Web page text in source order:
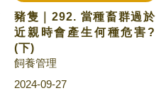
豬隻｜292. 當種畜群過於
近親時會產生何種危害?
(下)
飼養管理
2024-09-27